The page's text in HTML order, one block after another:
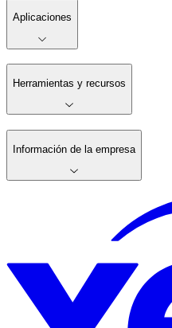
Aplicaciones
Herramientas y recursos
Información de la empresa